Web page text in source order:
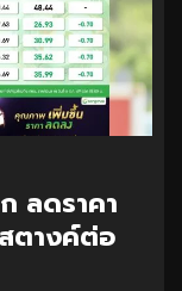
ลดราคา
ตางค์ต่อ